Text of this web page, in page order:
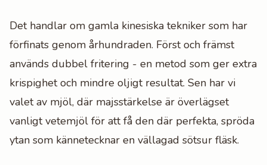
Det handlar om gamla kinesiska tekniker som har
förfinats genom århundraden. Först och främst
används dubbel fritering - en metod som ger extra
krispighet och mindre oljigt resultat. Sen har vi
valet av mjöl, där majsstärkelse är överlägset
vanligt vetemjöl för att få den där perfekta, spröda
ytan som kännetecknar en vällagad sötsur fläsk.